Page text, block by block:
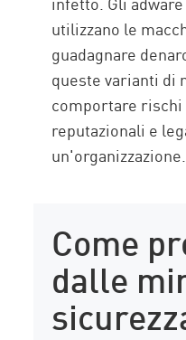
utilizzano le
guadagnare
queste varianti di
comportare
reputazionali e
un'organizzazione.
Come
dalle